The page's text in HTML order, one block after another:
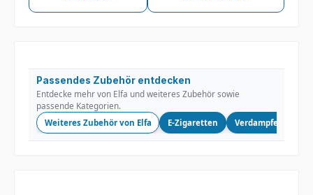
Passendes Zubehör entdecken
Entdecke mehr von Elfa und weiteres Zubehör sowie
passende Kategorien.
Weiteres Zubehör von Elfa E-Zigaretten Verdampfer